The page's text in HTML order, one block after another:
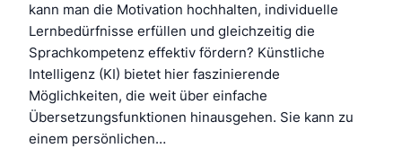
kann man die Motivation hochhalten, individuelle
Lernbedürfnisse erfüllen und gleichzeitig die
Sprachkompetenz effektiv fördern? Künstliche
Intelligenz (KI) bietet hier faszinierende
Möglichkeiten, die weit über einfache
Übersetzungsfunktionen hinausgehen. Sie kann zu
einem persönlichen…